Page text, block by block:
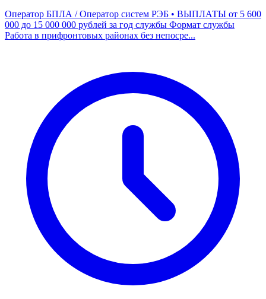
Оператор БПЛА / Оператор систем РЭБ • ВЫПЛАТЫ от 5 600
000 до 15 000 000 рублей за год службы Формат службы
Работа в прифронтовых районах без непосре...